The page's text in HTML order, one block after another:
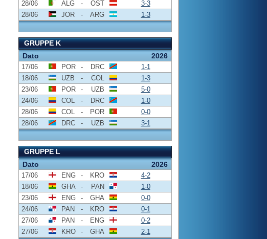
28/06
ALG - OST
3-3
28/06
JOR - ARG 1-3
GRUPPE K
Dato
2026
17/06 POR - DRC
1-1
18/06
UZB - COL
1-3
23/06
POR - UZB
5-0
24/06
COL - DRC
1-0
28/06
COL - POR
0-0
28/06
DRC - UZB 3-1
GRUPPE L
Dato
2026
17/06 ENG - KRO
4-2
18/06
GHA - PAN
1-0
23/06
ENG - GHA
0-0
24/06
PAN - KRO
0-1
27/06
PAN - ENG
0-2
27/06
KRO - GHA 2-1